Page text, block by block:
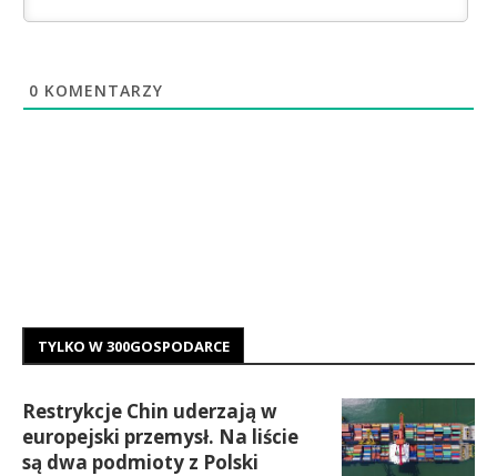
0 KOMENTARZY
TYLKO W 300GOSPODARCE
Restrykcje Chin uderzają w
europejski przemysł. Na liście
są dwa podmioty z Polski